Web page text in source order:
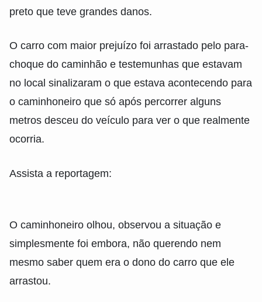
preto que teve grandes danos.
O carro com maior prejuízo foi arrastado pelo para-
choque do caminhão e testemunhas que estavam
no local sinalizaram o que estava acontecendo para
o caminhoneiro que só após percorrer alguns
metros desceu do veículo para ver o que realmente
ocorria.
Assista a reportagem:
O caminhoneiro olhou, observou a situação e
simplesmente foi embora, não querendo nem
mesmo saber quem era o dono do carro que ele
arrastou.